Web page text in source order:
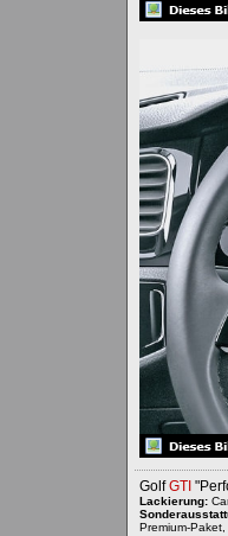
GolfGTI
Lackierung:
Premium-